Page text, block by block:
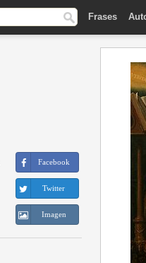
Frases
Facebook
Twitter
Imagen